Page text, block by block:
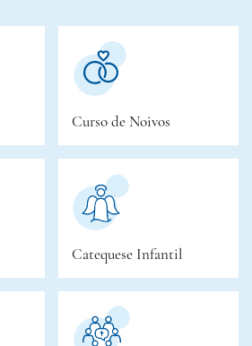
Curso de Noivos
Catequese Infantil